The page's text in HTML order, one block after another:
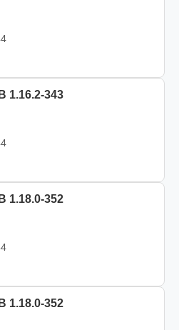
1.16.2-343
1.18.0-352
1.18.0-352